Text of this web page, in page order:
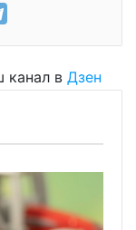
канал в Дзен